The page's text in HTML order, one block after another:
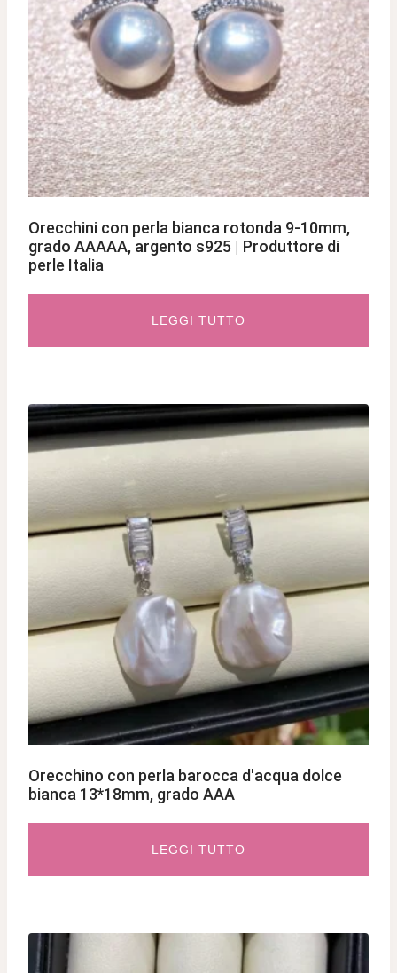
Orecchini con perla bianca rotonda 9-10mm,
grado AAAAA, argento s925 | Produttore di
perle Italia
LEGGI TUTTO
Orecchino con perla barocca d'acqua dolce
bianca 13*18mm, grado AAA
LEGGI TUTTO